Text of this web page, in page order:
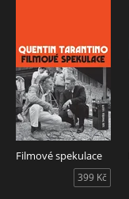
Filmové spekulace
399 Kč